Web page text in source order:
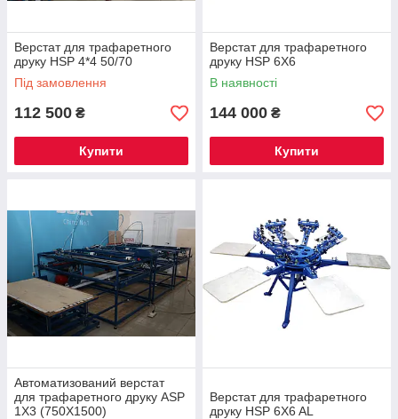
Верстат для трафаретного
друку HSP 4*4 50/70
Під замовлення
112 500 ₴
Купити
Верстат для трафаретного
друку HSP 6X6
В наявності
144 000 ₴
Купити
Автоматизований верстат
для трафаретного друку ASP
1Х3 (750Х1500)
Верстат для трафаретного
друку HSP 6X6 AL